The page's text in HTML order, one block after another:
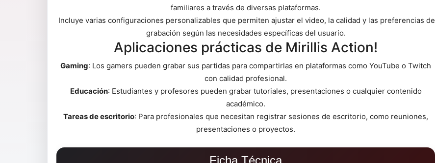
familiares a través de diversas plataformas.
Incluye varias configuraciones personalizables que permiten ajustar el video, la calidad y las preferencias de
grabación según las necesidades específicas del usuario.
Aplicaciones prácticas de Mirillis Action!
Gaming: Los gamers pueden grabar sus partidas para compartirlas en plataformas como YouTube o Twitch
con calidad profesional.
Educación: Estudiantes y profesores pueden grabar tutoriales, presentaciones o cualquier contenido
académico.
Tareas de escritorio: Para profesionales que necesitan registrar sesiones de escritorio, como reuniones,
presentaciones o proyectos.
Ficha Técnica